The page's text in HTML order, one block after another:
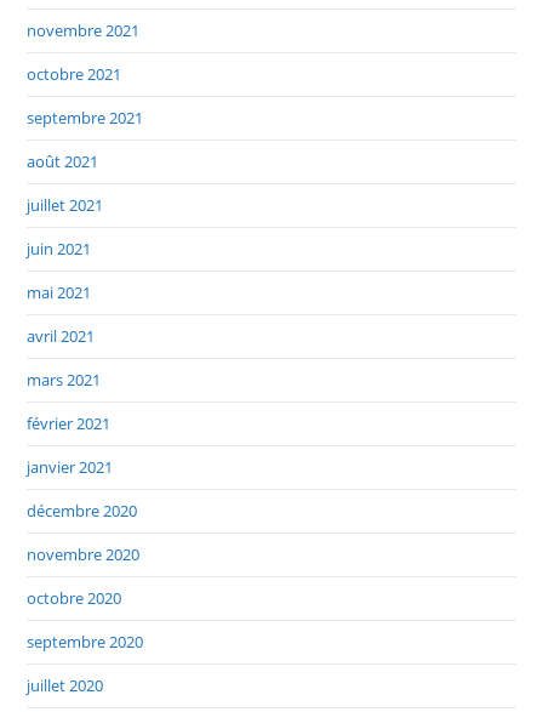
novembre 2021
octobre 2021
septembre 2021
août 2021
juillet 2021
juin 2021
mai 2021
avril 2021
mars 2021
février 2021
janvier 2021
décembre 2020
novembre 2020
octobre 2020
septembre 2020
juillet 2020